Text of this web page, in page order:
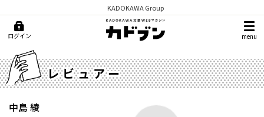
KADOKAWA Group
ログイン menu
レビュアー
中島 綾